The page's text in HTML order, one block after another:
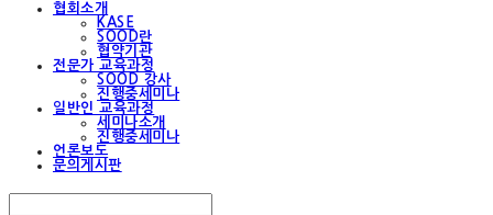
협회소개
KASE
SOOD란
협약기관
전문가 교육과정
SOOD 강사
진행중세미나
일반인 교육과정
세미나소개
진행중세미나
언론보도
문의게시판